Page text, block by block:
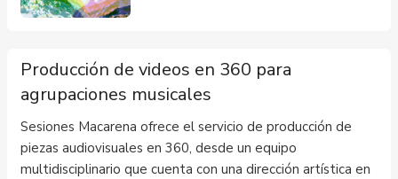
Producción de videos en 360 para
agrupaciones musicales
Sesiones Macarena ofrece el servicio de producción de
piezas audiovisuales en 360, desde un equipo
multidisciplinario que cuenta con una dirección artística en